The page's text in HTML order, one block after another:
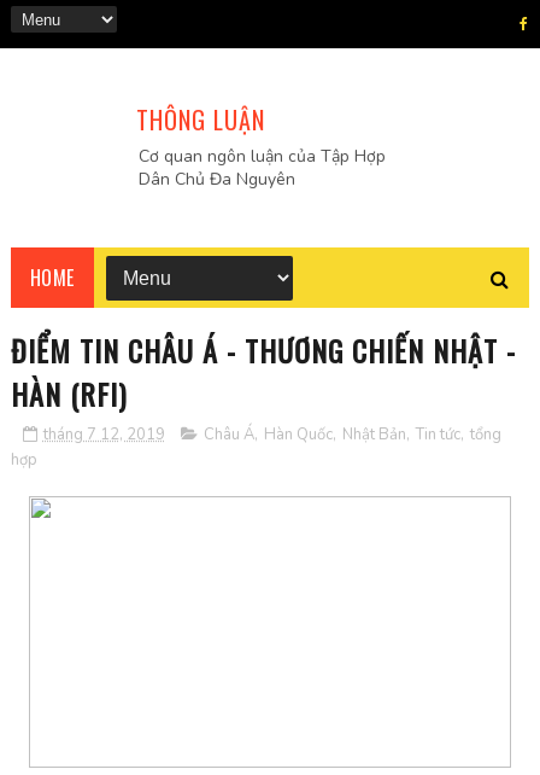
THÔNG LUẬN
Cơ quan ngôn luận của Tập Hợp
Dân Chủ Đa Nguyên
HOME
ĐIỂM TIN CHÂU Á - THƯƠNG CHIẾN NHẬT -
HÀN (RFI)
tháng 7 12, 2019 Châu Á, Hàn Quốc, Nhật Bản, Tin tức, tổng
hợp